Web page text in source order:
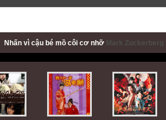
Nhấn vì cậu bé mồ côi cơ nhỡ Mark Zuckerberg